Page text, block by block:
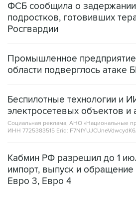
ФСБ сообщила о
подростков, готовивших
Росгвардии
Промышленное
области подверглось атаке
Беспилотные технологии и
электросетевых объектов и
Социальная реклама, АНО «Национальные
ИНН 7725383515 Erid:
Кабмин РФ разрешил до 1
импорт, выпуск и
Евро 3, Евро 4